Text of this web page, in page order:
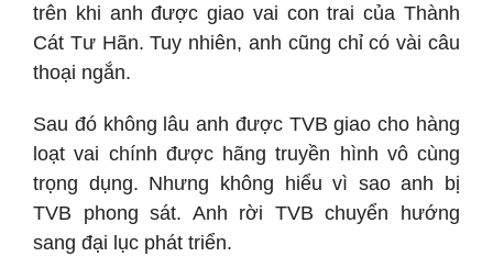
trên khi anh được giao vai con trai của Thành
Cát Tư Hãn. Tuy nhiên, anh cũng chỉ có vài câu
thoại ngắn.
Sau đó không lâu anh được TVB giao cho hàng
loạt vai chính được hãng truyền hình vô cùng
trọng dụng. Nhưng không hiểu vì sao anh bị
TVB phong sát. Anh rời TVB chuyển hướng
sang đại lục phát triển.